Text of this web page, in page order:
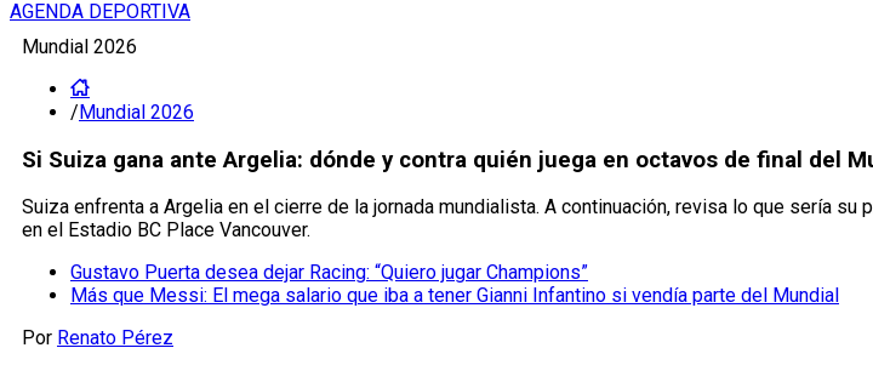
AGENDA DEPORTIVA
Mundial 2026
/Mundial 2026
Si Suiza gana ante Argelia: dónde y contra quién juega en octavos de final del
Suiza enfrenta a Argelia en el cierre de la jornada mundialista. A continuación, revisa lo que sería
en el Estadio BC Place Vancouver.
Gustavo Puerta desea dejar Racing: “Quiero jugar Champions”
Más que Messi: El mega salario que iba a tener Gianni Infantino si vendía parte del Mundial
Por Renato Pérez